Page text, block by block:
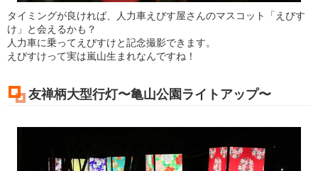
タイミングが良ければ、人力車えびす屋さんのマスコット「えびす
け」と会えるかも？
人力車に乗ってえびすけと記念撮影できます。
えびすけって実は嵐山生まれなんですね！
友禅柄大型行灯〜亀山公園ライトアップ〜